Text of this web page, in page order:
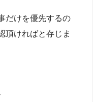
だけを優先するの
頂ければと存じま